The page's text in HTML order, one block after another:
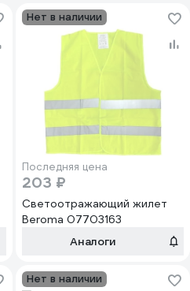
Нет в наличии
Последняя цена
203 ₽
Светоотражающий жилет
Beroma 07703163
Аналоги
Нет в наличии